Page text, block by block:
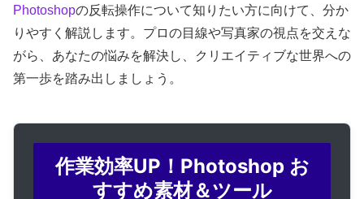
Photoshopの反転操作について知りたい方に向けて、分か
りやすく解説します。プロの目線や写真家の視点を交えな
がら、あなたの悩みを解決し、クリエイティブな世界への
第一歩を踏み出しましょう。
作業効率UP！Photoshop お
すすめ素材＆ツール